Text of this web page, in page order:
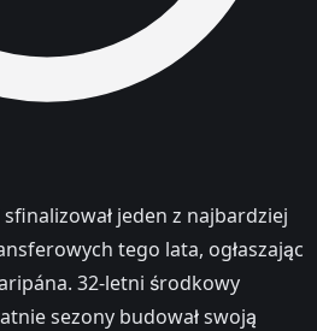
jeden z najbardziej
tego lata, ogłaszając
32-letni środkowy
sezony budował swoją